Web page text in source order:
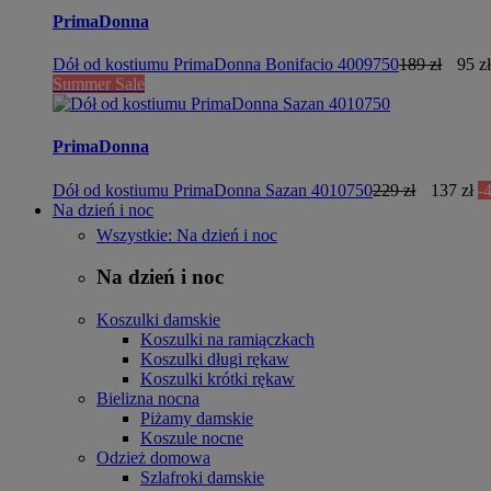
PrimaDonna
Dół od kostiumu PrimaDonna Bonifacio 4009750189 zł 95 zł
Summer Sale
PrimaDonna
Dół od kostiumu PrimaDonna Sazan 4010750229 zł 137 zł -
Na dzień i noc
Wszystkie: Na dzień i noc
Na dzień i noc
Koszulki damskie
Koszulki na ramiączkach
Koszulki długi rękaw
Koszulki krótki rękaw
Bielizna nocna
Piżamy damskie
Koszule nocne
Odzież domowa
Szlafroki damskie